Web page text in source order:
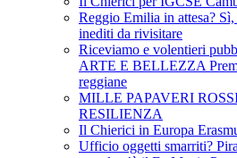
Reggio Emilia in attesa?
inediti da rivisitare
Riceviamo e volentieri
ARTE E BELLEZZA
reggiane
MILLE PAPAVERI
RESILIENZA
Il Chierici in Europa
Ufficio oggetti smarriti?